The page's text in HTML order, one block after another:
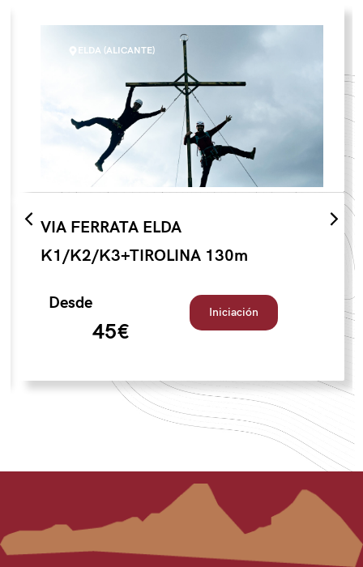
ELDA (ALICANTE)
VIA FERRATA ELDA
K1/K2/K3+TIROLINA 130m
Desde
45€
Iniciación